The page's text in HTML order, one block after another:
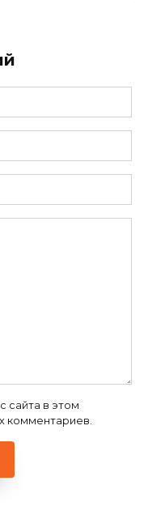
сайта в этом
комментариев.